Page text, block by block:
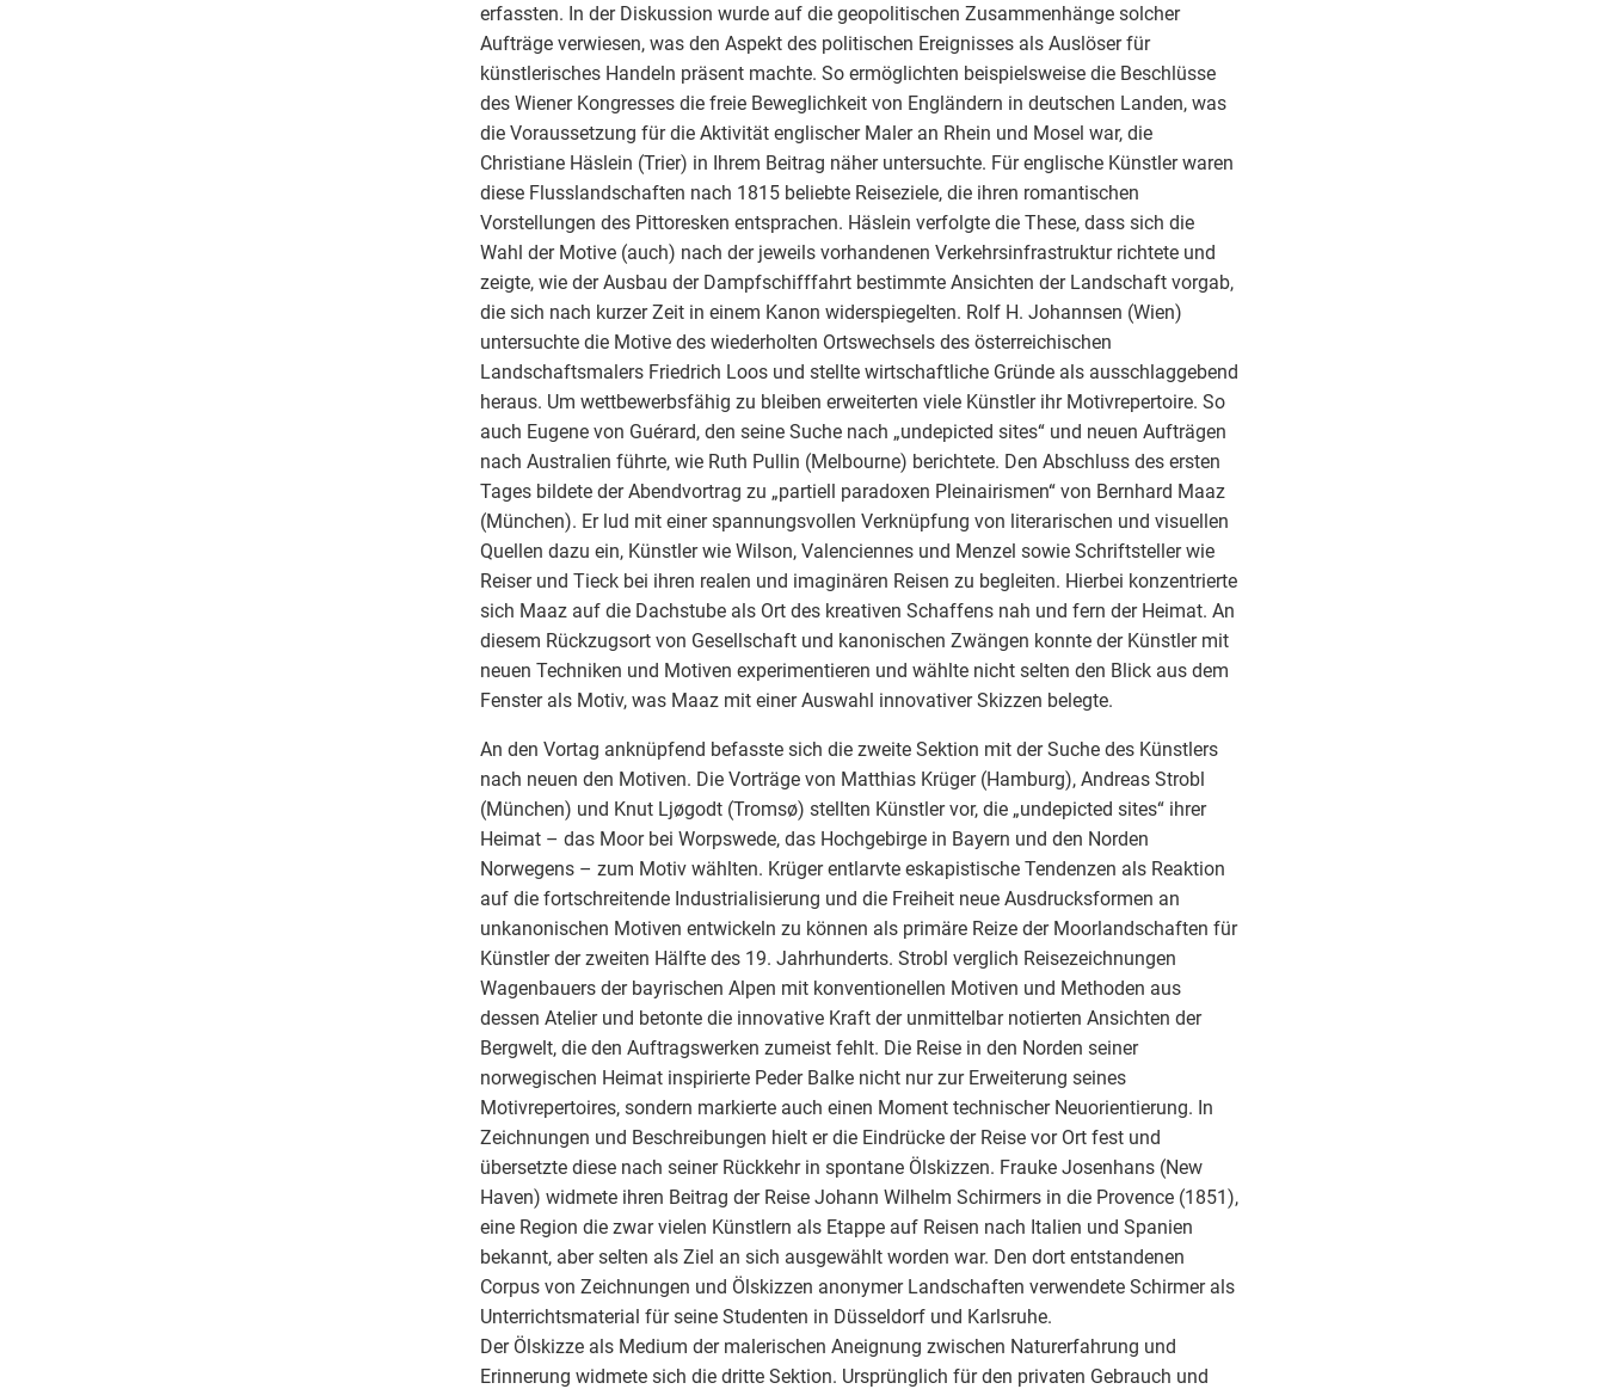
erfassten. In der Diskussion wurde auf die geopolitischen Zusammenhänge solcher
Aufträge verwiesen, was den Aspekt des politischen Ereignisses als Auslöser für
künstlerisches Handeln präsent machte. So ermöglichten beispielsweise die Beschlüsse
des Wiener Kongresses die freie Beweglichkeit von Engländern in deutschen Landen, was
die Voraussetzung für die Aktivität englischer Maler an Rhein und Mosel war, die
Christiane Häslein (Trier) in Ihrem Beitrag näher untersuchte. Für englische Künstler waren
diese Flusslandschaften nach 1815 beliebte Reiseziele, die ihren romantischen
Vorstellungen des Pittoresken entsprachen. Häslein verfolgte die These, dass sich die
Wahl der Motive (auch) nach der jeweils vorhandenen Verkehrsinfrastruktur richtete und
zeigte, wie der Ausbau der Dampfschifffahrt bestimmte Ansichten der Landschaft vorgab,
die sich nach kurzer Zeit in einem Kanon widerspiegelten. Rolf H. Johannsen (Wien)
untersuchte die Motive des wiederholten Ortswechsels des österreichischen
Landschaftsmalers Friedrich Loos und stellte wirtschaftliche Gründe als ausschlaggebend
heraus. Um wettbewerbsfähig zu bleiben erweiterten viele Künstler ihr Motivrepertoire. So
auch Eugene von Guérard, den seine Suche nach „undepicted sites“ und neuen Aufträgen
nach Australien führte, wie Ruth Pullin (Melbourne) berichtete. Den Abschluss des ersten
Tages bildete der Abendvortrag zu „partiell paradoxen Pleinairismen“ von Bernhard Maaz
(München). Er lud mit einer spannungsvollen Verknüpfung von literarischen und visuellen
Quellen dazu ein, Künstler wie Wilson, Valenciennes und Menzel sowie Schriftsteller wie
Reiser und Tieck bei ihren realen und imaginären Reisen zu begleiten. Hierbei konzentrierte
sich Maaz auf die Dachstube als Ort des kreativen Schaffens nah und fern der Heimat. An
diesem Rückzugsort von Gesellschaft und kanonischen Zwängen konnte der Künstler mit
neuen Techniken und Motiven experimentieren und wählte nicht selten den Blick aus dem
Fenster als Motiv, was Maaz mit einer Auswahl innovativer Skizzen belegte.
An den Vortag anknüpfend befasste sich die zweite Sektion mit der Suche des Künstlers
nach neuen den Motiven. Die Vorträge von Matthias Krüger (Hamburg), Andreas Strobl
(München) und Knut Ljøgodt (Tromsø) stellten Künstler vor, die „undepicted sites“ ihrer
Heimat – das Moor bei Worpswede, das Hochgebirge in Bayern und den Norden
Norwegens – zum Motiv wählten. Krüger entlarvte eskapistische Tendenzen als Reaktion
auf die fortschreitende Industrialisierung und die Freiheit neue Ausdrucksformen an
unkanonischen Motiven entwickeln zu können als primäre Reize der Moorlandschaften für
Künstler der zweiten Hälfte des 19. Jahrhunderts. Strobl verglich Reisezeichnungen
Wagenbauers der bayrischen Alpen mit konventionellen Motiven und Methoden aus
dessen Atelier und betonte die innovative Kraft der unmittelbar notierten Ansichten der
Bergwelt, die den Auftragswerken zumeist fehlt. Die Reise in den Norden seiner
norwegischen Heimat inspirierte Peder Balke nicht nur zur Erweiterung seines
Motivrepertoires, sondern markierte auch einen Moment technischer Neuorientierung. In
Zeichnungen und Beschreibungen hielt er die Eindrücke der Reise vor Ort fest und
übersetzte diese nach seiner Rückkehr in spontane Ölskizzen. Frauke Josenhans (New
Haven) widmete ihren Beitrag der Reise Johann Wilhelm Schirmers in die Provence (1851),
eine Region die zwar vielen Künstlern als Etappe auf Reisen nach Italien und Spanien
bekannt, aber selten als Ziel an sich ausgewählt worden war. Den dort entstandenen
Corpus von Zeichnungen und Ölskizzen anonymer Landschaften verwendete Schirmer als
Unterrichtsmaterial für seine Studenten in Düsseldorf und Karlsruhe.
Der Ölskizze als Medium der malerischen Aneignung zwischen Naturerfahrung und
Erinnerung widmete sich die dritte Sektion. Ursprünglich für den privaten Gebrauch und